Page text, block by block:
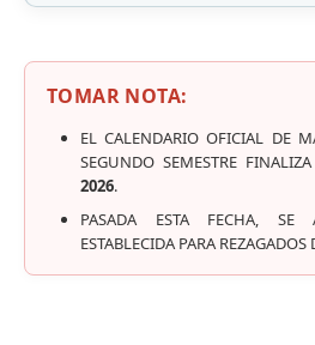
TOMAR NOTA:
EL CALENDARIO OFICIAL DE
SEGUNDO SEMESTRE
2026.
PASADA ESTA FECHA, SE
ESTABLECIDA PARA REZAGADOS